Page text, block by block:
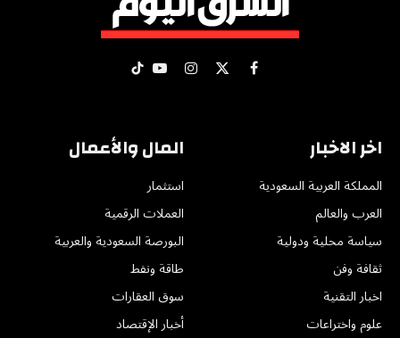
فيسبوك
X الانستغراميوتيوبتيكتوك
اخر الاخبار
المملكة العربية السعودية
العرب والعالم
سياسة محلية ودولية
ثقافة وفن
اخبار التقنية
علوم واختراعات
المال والأعمال
استثمار
العملات الرقمية
البورصة السعودية والعربية
طاقة ونفط
سوق العقارات
أخبار الإقتصاد